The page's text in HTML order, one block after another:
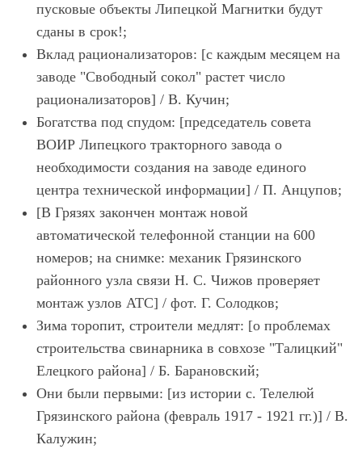
пусковые объекты Липецкой Магнитки будут
сданы в срок!;
Вклад рационализаторов: [с каждым месяцем на
заводе "Свободный сокол" растет число
рационализаторов] / В. Кучин;
Богатства под спудом: [председатель совета
ВОИР Липецкого тракторного завода о
необходимости создания на заводе единого
центра технической информации] / П. Анцупов;
[В Грязях закончен монтаж новой
автоматической телефонной станции на 600
номеров; на снимке: механик Грязинского
районного узла связи Н. С. Чижов проверяет
монтаж узлов АТС] / фот. Г. Солодков;
Зима торопит, строители медлят: [о проблемах
строительства свинарника в совхозе "Талицкий"
Елецкого района] / Б. Барановский;
Они были первыми: [из истории с. Телелюй
Грязинского района (февраль 1917 - 1921 гг.)] / В.
Калужин;